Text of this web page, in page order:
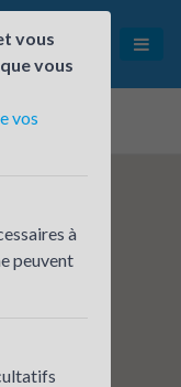
vous
vous
vos
à
peuvent